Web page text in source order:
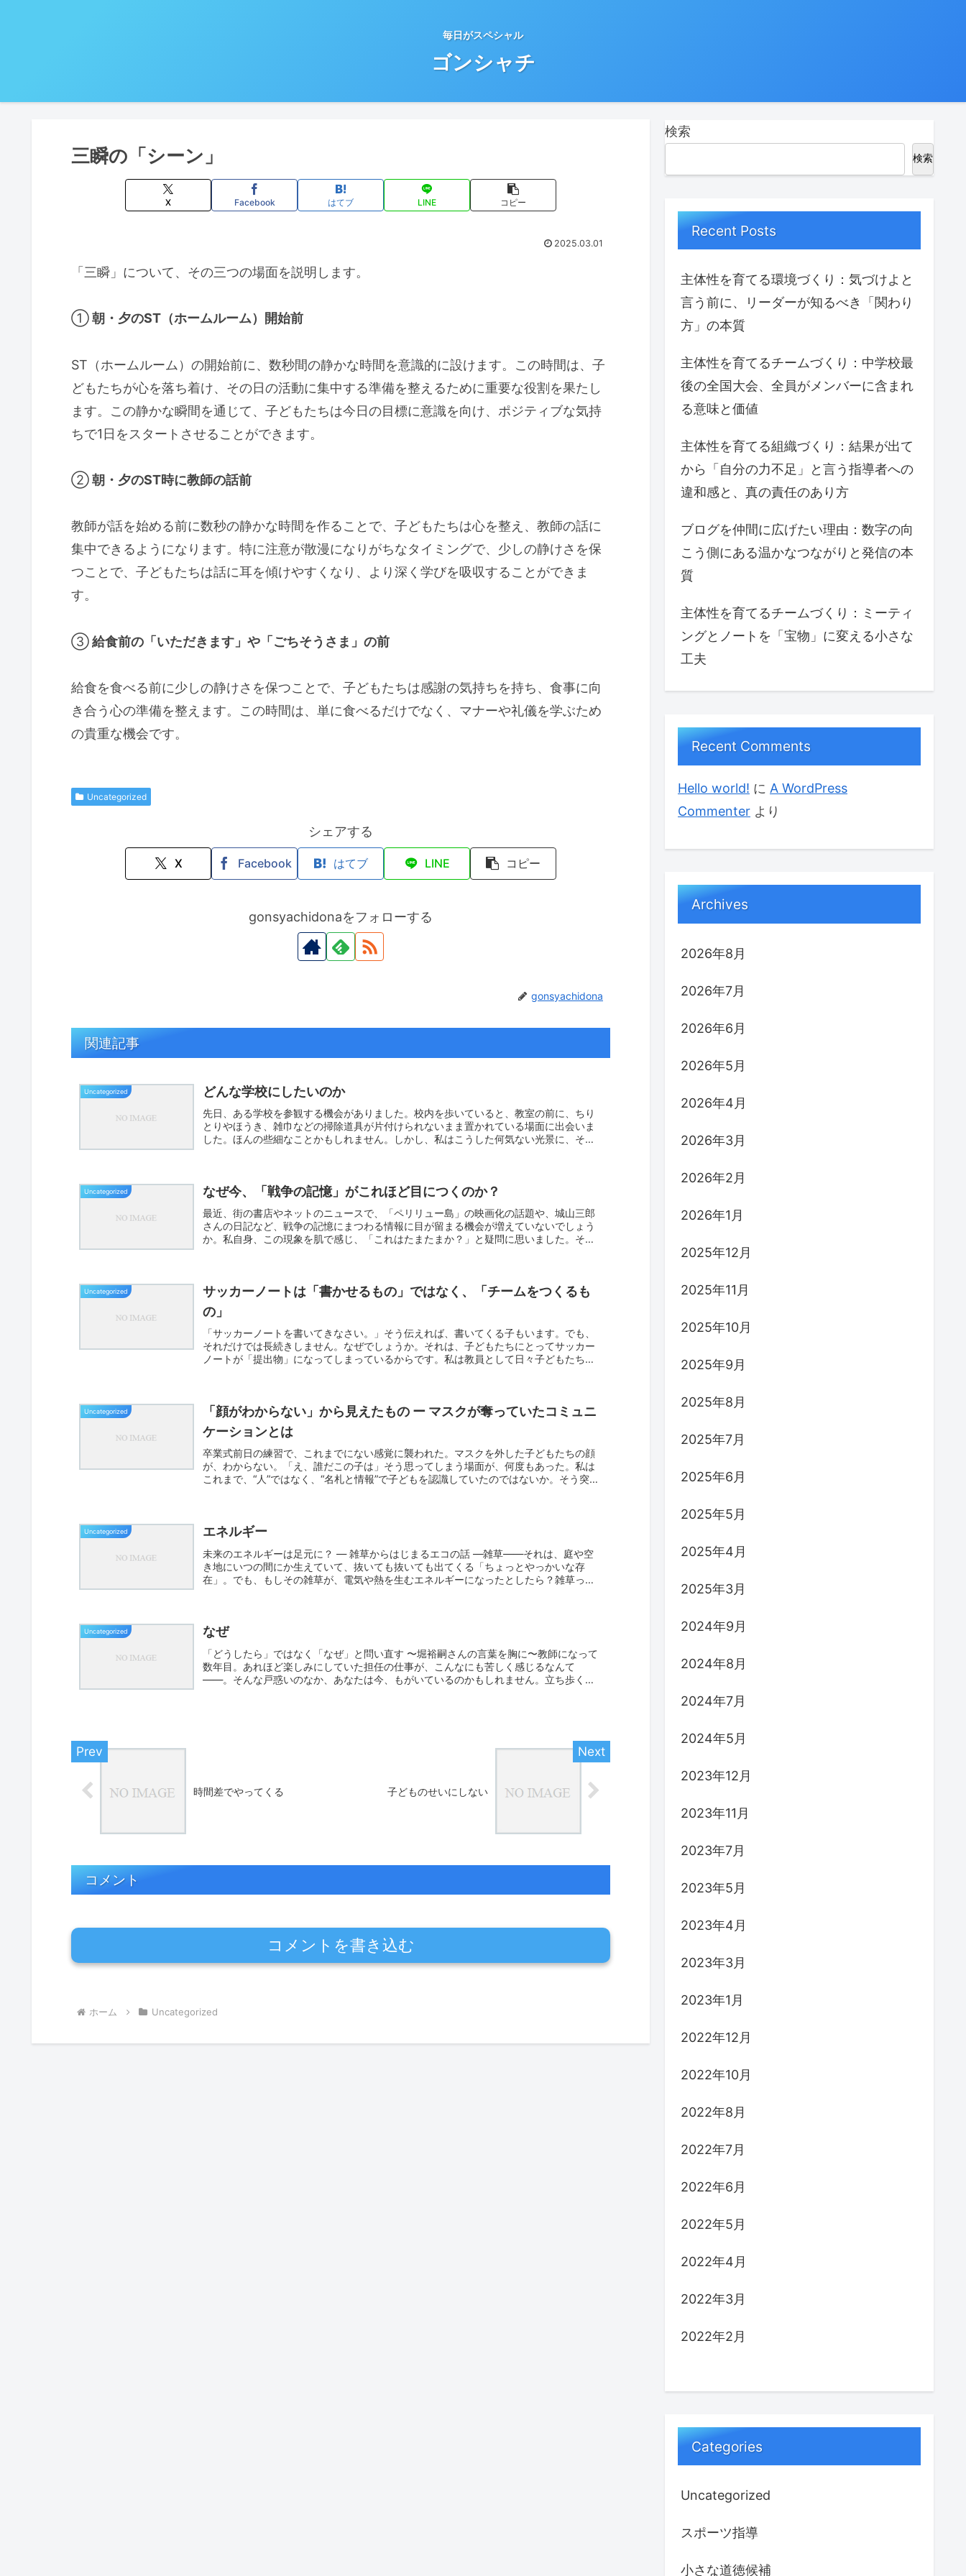
毎日がスペシャル
ゴンシャチ
三瞬の「シーン」
X Facebook はてブ LINE コピー
2025.03.01
「三瞬」について、その三つの場面を説明します。
①朝・夕のST（ホームルーム）開始前
ST（ホームルーム）の開始前に、数秒間の静かな時間を意識的に設けます。この時間は、子
どもたちが心を落ち着け、その日の活動に集中する準備を整えるために重要な役割を果たし
ます。この静かな瞬間を通じて、子どもたちは今日の目標に意識を向け、ポジティブな気持
ちで1日をスタートさせることができます。
②朝・夕のST時に教師の話前
教師が話を始める前に数秒の静かな時間を作ることで、子どもたちは心を整え、教師の話に
集中できるようになります。特に注意が散漫になりがちなタイミングで、少しの静けさを保
つことで、子どもたちは話に耳を傾けやすくなり、より深く学びを吸収することができま
す。
③給食前の「いただきます」や「ごちそうさま」の前
給食を食べる前に少しの静けさを保つことで、子どもたちは感謝の気持ちを持ち、食事に向
き合う心の準備を整えます。この時間は、単に食べるだけでなく、マナーや礼儀を学ぶため
の貴重な機会です。
Uncategorized
シェアする
X Facebook はてブ LINE コピー
gonsyachidonaをフォローする
gonsyachidona
関連記事
Uncategorized どんな学校にしたいのか
先日、ある学校を参観する機会がありました。校内を歩いていると、教室の前に、ちり
とりやほうき、雑巾などの掃除道具が片付けられないまま置かれている場面に出会いま
した。ほんの些細なことかもしれません。しかし、私はこうした何気ない光景に、その
Uncategorized なぜ今、「戦争の記憶」がこれほど目につくのか？
最近、街の書店やネットのニュースで、「ペリリュー島」の映画化の話題や、城山三郎
さんの日記など、戦争の記憶にまつわる情報に目が留まる機会が増えていないでしょう
か。私自身、この現象を肌で感じ、「これはたまたまか？」と疑問に思いました。それ
Uncategorized
サッカーノートは「書かせるもの」ではなく、「チームをつくるも
の」
「サッカーノートを書いてきなさい。」そう伝えれば、書いてくる子もいます。でも、
それだけでは長続きしません。なぜでしょうか。それは、子どもたちにとってサッカー
ノートが「提出物」になってしまっているからです。私は教員として日々子どもたちと
Uncategorized
「顔がわからない」から見えたもの ー マスクが奪っていたコミュニ
ケーションとは
卒業式前日の練習で、これまでにない感覚に襲われた。マスクを外した子どもたちの顔
が、わからない。「え、誰だこの子は」そう思ってしまう場面が、何度もあった。私は
これまで、“人”ではなく、“名札と情報”で子どもを認識していたのではないか。そう突
Uncategorized エネルギー
未来のエネルギーは足元に？ ― 雑草からはじまるエコの話 ―雑草――それは、庭や空
き地にいつの間にか生えていて、抜いても抜いても出てくる「ちょっとやっかいな存
在」。でも、もしその雑草が、電気や熱を生むエネルギーになったとしたら？雑草っ
Uncategorized なぜ
「どうしたら」ではなく「なぜ」と問い直す 〜堀裕嗣さんの言葉を胸に〜教師になって
数年目。あれほど楽しみにしていた担任の仕事が、こんなにも苦しく感じるなんて
――。そんな戸惑いのなか、あなたは今、もがいているのかもしれません。立ち歩く
時間差でやってくる 子どものせいにしない
コメント
コメントを書き込む
ホーム Uncategorized
検索
検索
Recent Posts
主体性を育てる環境づくり：気づけよと
言う前に、リーダーが知るべき「関わり
方」の本質
主体性を育てるチームづくり：中学校最
後の全国大会、全員がメンバーに含まれ
る意味と価値
主体性を育てる組織づくり：結果が出て
から「自分の力不足」と言う指導者への
違和感と、真の責任のあり方
ブログを仲間に広げたい理由：数字の向
こう側にある温かなつながりと発信の本
質
主体性を育てるチームづくり：ミーティ
ングとノートを「宝物」に変える小さな
工夫
Recent Comments
Hello world! に A WordPress
Commenter より
Archives
2026年8月
2026年7月
2026年6月
2026年5月
2026年4月
2026年3月
2026年2月
2026年1月
2025年12月
2025年11月
2025年10月
2025年9月
2025年8月
2025年7月
2025年6月
2025年5月
2025年4月
2025年3月
2024年9月
2024年8月
2024年7月
2024年5月
2023年12月
2023年11月
2023年7月
2023年5月
2023年4月
2023年3月
2023年1月
2022年12月
2022年10月
2022年8月
2022年7月
2022年6月
2022年5月
2022年4月
2022年3月
2022年2月
Categories
Uncategorized
スポーツ指導
小さな道徳候補